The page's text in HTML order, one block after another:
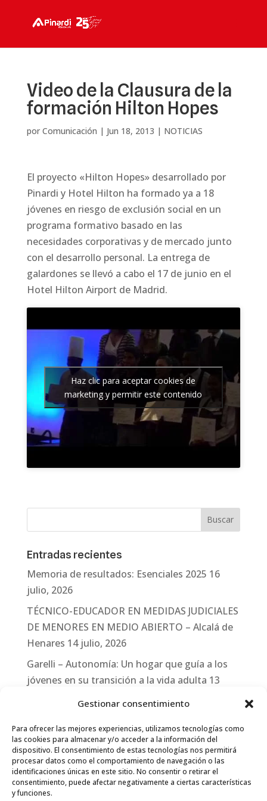
Gestionar consentimiento
Para ofrecer las mejores experiencias, utilizamos tecnologías como
las cookies para almacenar y/o acceder a la información del
dispositivo. El consentimiento de estas tecnologías nos permitirá
procesar datos como el comportamiento de navegación o las
identificaciones únicas en este sitio. No consentir o retirar el
consentimiento, puede afectar negativamente a ciertas características
y funciones.
Video de la Clausura de la
formación Hilton Hopes
por Comunicación | Jun 18, 2013 | NOTICIAS
El proyecto «Hilton Hopes» desarrollado por
Pinardi y Hotel Hilton ha formado ya a 18
jóvenes en riesgo de exclusión social en un
programa formativo basado en las
necesidades corporativas y de mercado junto
con el desarrollo personal. La entrega de
galardones se llevó a cabo el 17 de junio en el
Hotel Hilton Airport de Madrid.
Haz clic para aceptar cookies de
marketing y permitir este contenido
Entradas recientes
Memoria de resultados: Esenciales 2025 16
julio, 2026
TÉCNICO-EDUCADOR EN MEDIDAS JUDICIALES
DE MENORES EN MEDIO ABIERTO – Alcalá de
Henares 14 julio, 2026
Garelli – Autonomía: Un hogar que guía a los
jóvenes en su transición a la vida adulta 13
Garelli-Refugio: Acciones de empleo en el
marco del Sistema de Acogida de Protección
Internacional 10 julio, 2026